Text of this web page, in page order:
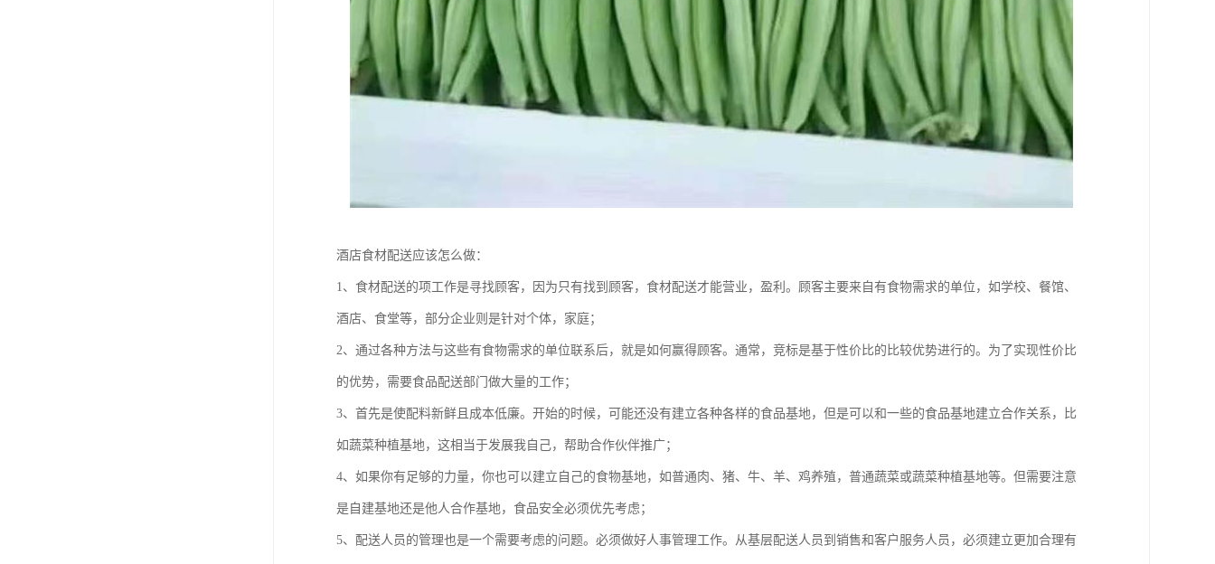
酒店食材配送应该怎么做：
1、食材配送的项工作是寻找顾客，因为只有找到顾客，食材配送才能营业，盈利。顾客主要来自有食物需求的单位，如学校、餐馆、
酒店、食堂等，部分企业则是针对个体，家庭；
2、通过各种方法与这些有食物需求的单位联系后，就是如何赢得顾客。通常，竞标是基于性价比的比较优势进行的。为了实现性价比
的优势，需要食品配送部门做大量的工作；
3、首先是使配料新鲜且成本低廉。开始的时候，可能还没有建立各种各样的食品基地，但是可以和一些的食品基地建立合作关系，比
如蔬菜种植基地，这相当于发展我自己，帮助合作伙伴推广；
4、如果你有足够的力量，你也可以建立自己的食物基地，如普通肉、猪、牛、羊、鸡养殖，普通蔬菜或蔬菜种植基地等。但需要注意
是自建基地还是他人合作基地，食品安全必须优先考虑；
5、配送人员的管理也是一个需要考虑的问题。必须做好人事管理工作。从基层配送人员到销售和客户服务人员，必须建立更加合理有